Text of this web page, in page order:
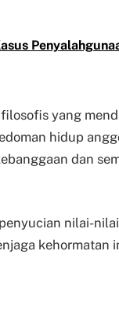
yang
hidup
dan
nilai-
kehormatan